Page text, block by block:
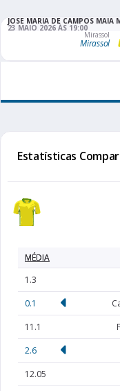
COMO
MAIS
JOSE MARIA DE CAMPOS MAIA
23 MAIO 2026 ÀS 19:00
Mirassol
Mirassol
Estatísticas
MÉDIA
1.3
0.1
11.1
2.6
12.05